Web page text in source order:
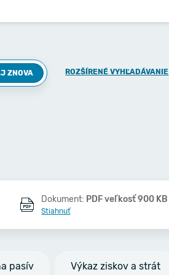
ZNOVA ROZŠÍRENÉ VYHĽADÁVANIE
Dokument: PDF veľkosť 900 KB
Stiahnuť
pasív Výkaz ziskov a strát